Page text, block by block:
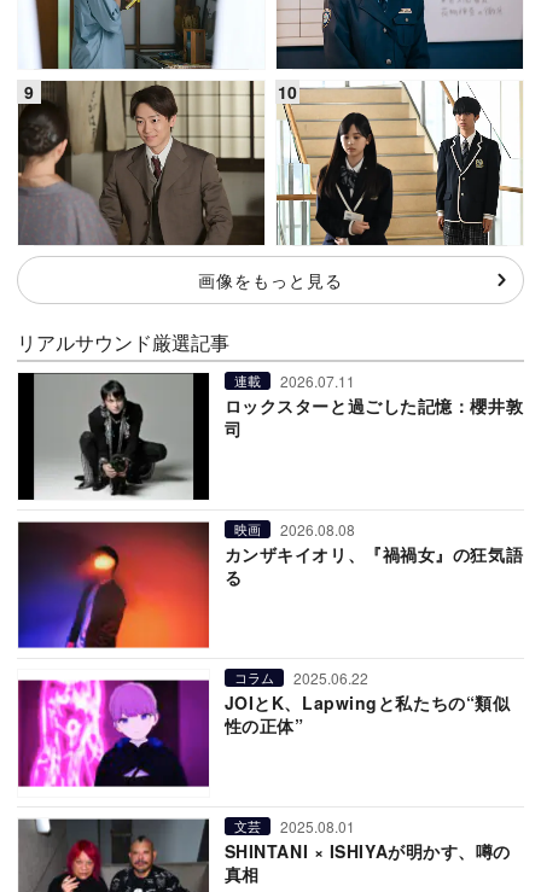
画像をもっと見る
リアルサウンド厳選記事
連載 2026.07.11
ロックスターと過ごした記憶：櫻井敦
司
映画 2026.08.08
カンザキイオリ、『禍禍女』の狂気語
る
コラム 2025.06.22
JOIとK、Lapwingと私たちの“類似
性の正体”
文芸 2025.08.01
SHINTANI × ISHIYAが明かす、噂の
真相